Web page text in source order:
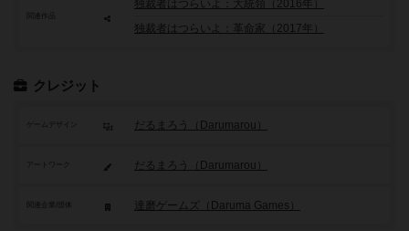
関連作品
独裁者はつらいよ：大統領（2016年）
独裁者はつらいよ：革命家（2017年）
クレジット
ゲームデザイン だるまろう（Darumarou）
アートワーク だるまろう（Darumarou）
達磨ゲームズ（Daruma Games）